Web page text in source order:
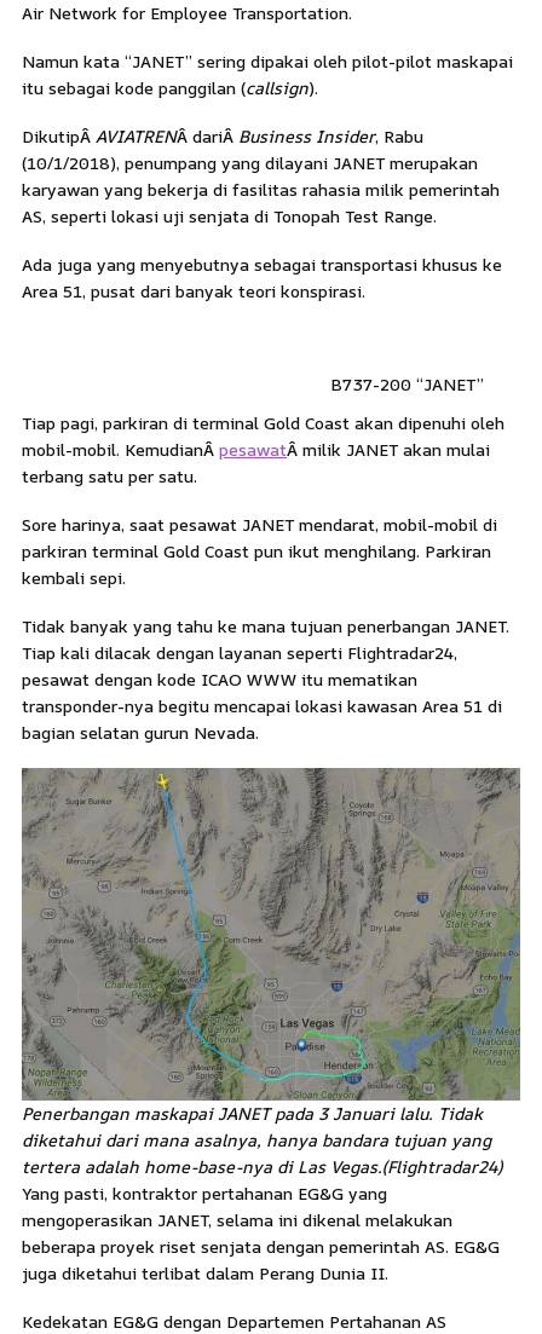
Air Network for Employee Transportation.
Namun kata “JANET” sering dipakai oleh pilot-pilot maskapai
itu sebagai kode panggilan (callsign).
DikutipÂ AVIATRENÂ dariÂ Business Insider, Rabu
(10/1/2018), penumpang yang dilayani JANET merupakan
karyawan yang bekerja di fasilitas rahasia milik pemerintah
AS, seperti lokasi uji senjata di Tonopah Test Range.
Ada juga yang menyebutnya sebagai transportasi khusus ke
Area 51, pusat dari banyak teori konspirasi.
B737-200 “JANET”
Tiap pagi, parkiran di terminal Gold Coast akan dipenuhi oleh
mobil-mobil. KemudianÂ pesawatÂ milik JANET akan mulai
terbang satu per satu.
Sore harinya, saat pesawat JANET mendarat, mobil-mobil di
parkiran terminal Gold Coast pun ikut menghilang. Parkiran
kembali sepi.
Tidak banyak yang tahu ke mana tujuan penerbangan JANET.
Tiap kali dilacak dengan layanan seperti Flightradar24,
pesawat dengan kode ICAO WWW itu mematikan
transponder-nya begitu mencapai lokasi kawasan Area 51 di
bagian selatan gurun Nevada.
Penerbangan maskapai JANET pada 3 Januari lalu. Tidak
diketahui dari mana asalnya, hanya bandara tujuan yang
tertera adalah home-base-nya di Las Vegas.(Flightradar24)
Yang pasti, kontraktor pertahanan EG&G yang
mengoperasikan JANET, selama ini dikenal melakukan
beberapa proyek riset senjata dengan pemerintah AS. EG&G
juga diketahui terlibat dalam Perang Dunia II.
Kedekatan EG&G dengan Departemen Pertahanan AS